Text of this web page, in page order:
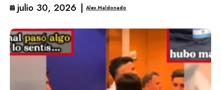
julio 30, 2026 | Alex Maldonado